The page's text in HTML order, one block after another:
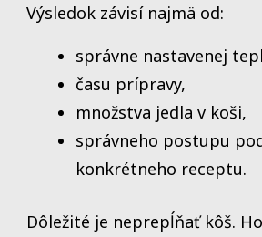
Výsledok závisí najmä od:
správne nastavenej
času prípravy,
množstva jedla v koši,
správneho postupu
konkrétneho receptu.
Dôležité je neprepĺňať kôš.